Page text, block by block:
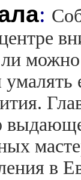
:
в